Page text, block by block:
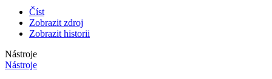
Číst
Zobrazit zdroj
Zobrazit historii
Nástroje
Nástroje